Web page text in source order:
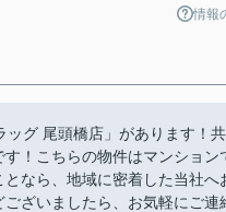
情報
ッグ 尾頭橋店」があります！共
！こちらの物件はマンション
なら、地域に密着した当社へ
ざいましたら、お気軽にご連